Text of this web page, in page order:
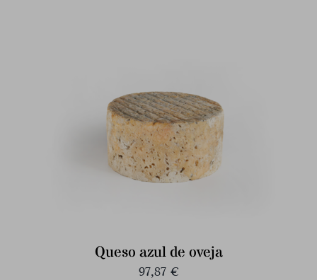
Queso azul de oveja
97,87 €